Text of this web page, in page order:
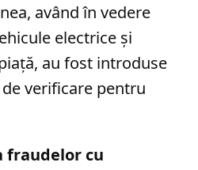
având în vedere
electrice și
au fost introduse
verificare pentru
cu